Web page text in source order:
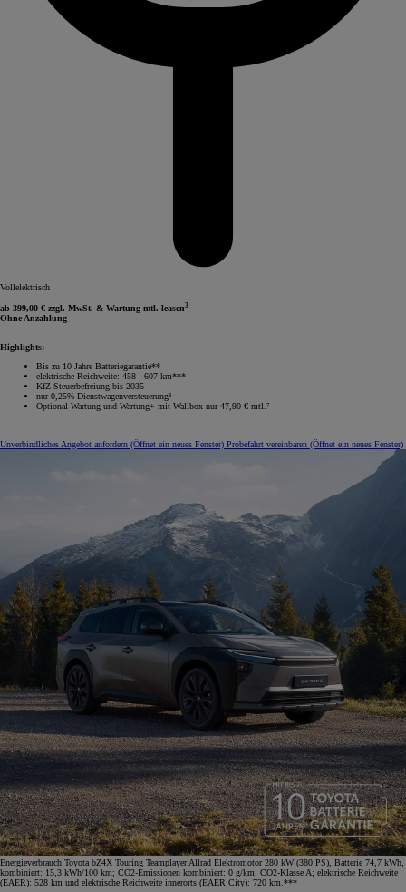
Vollelektrisch
ab 399,00 € zzgl. MwSt. & Wartung mtl. leasen3
Ohne Anzahlung
Highlights:
Bis zu 10 Jahre Batteriegarantie**
elektrische Reichweite: 458 - 607 km***
KfZ-Steuerbefreiung bis 2035
nur 0,25% Dienstwagenversteuerung⁶
Optional Wartung und Wartung+ mit Wallbox nur 47,90 € mtl.⁷
Unverbindliches Angebot anfordern (Öffnet ein neues Fenster) Probefahrt vereinbaren (Öffnet ein neues Fenster)
Energieverbrauch Toyota bZ4X Touring Teamplayer Allrad Elektromotor 280 kW (380 PS), Batterie 74,7 kWh,
kombiniert: 15,3 kWh/100 km; CO2-Emissionen kombiniert: 0 g/km; CO2-Klasse A; elektrische Reichweite
(EAER): 528 km und elektrische Reichweite innerorts (EAER City): 720 km.***